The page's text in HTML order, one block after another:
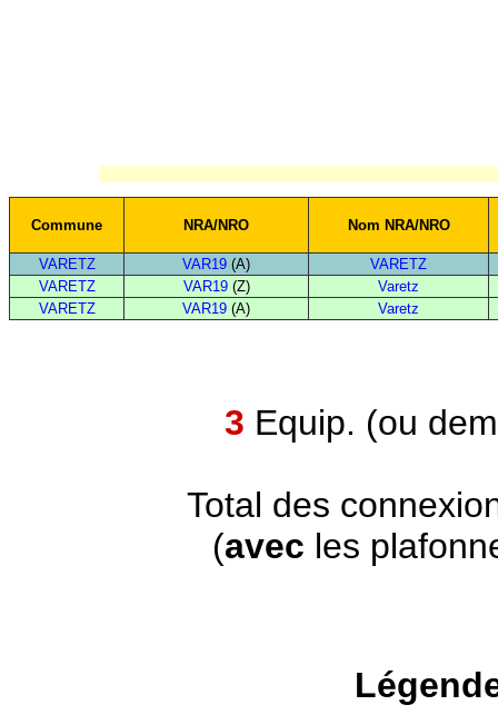
Commune NRA/NRO Nom NRA/NRO
VARETZ VAR19 (A)
VARETZ
VARETZ
VAR19(Z)
Varetz
VARETZ
VAR19 (A) Varetz
3 Equip. (ou
Total des
(avec les